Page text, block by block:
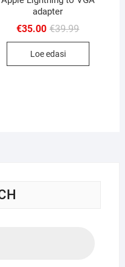
adapter
€39.99Algne
oli:
€35.00
Current
is:
Loe edasi